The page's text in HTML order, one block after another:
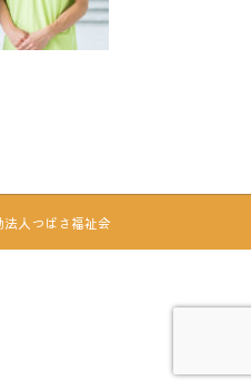
人つばさ福祉会